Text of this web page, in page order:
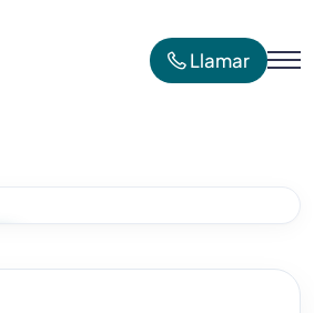
Llamar